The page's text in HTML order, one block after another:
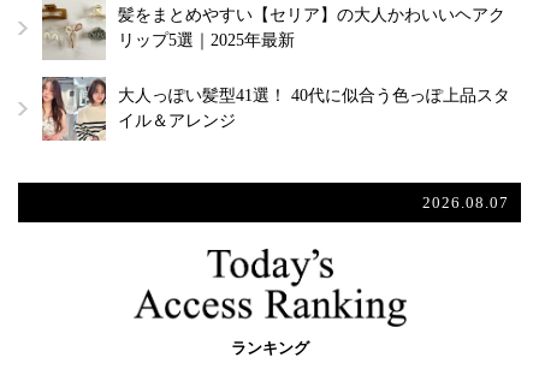
髪をまとめやすい【セリア】の大人かわいいヘアク
リップ5選｜2025年最新
大人っぽい髪型41選！ 40代に似合う色っぽ上品スタ
イル＆アレンジ
2026.08.07
ランキング